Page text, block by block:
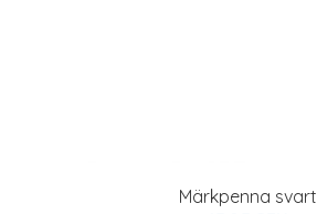
Märkpenna svart